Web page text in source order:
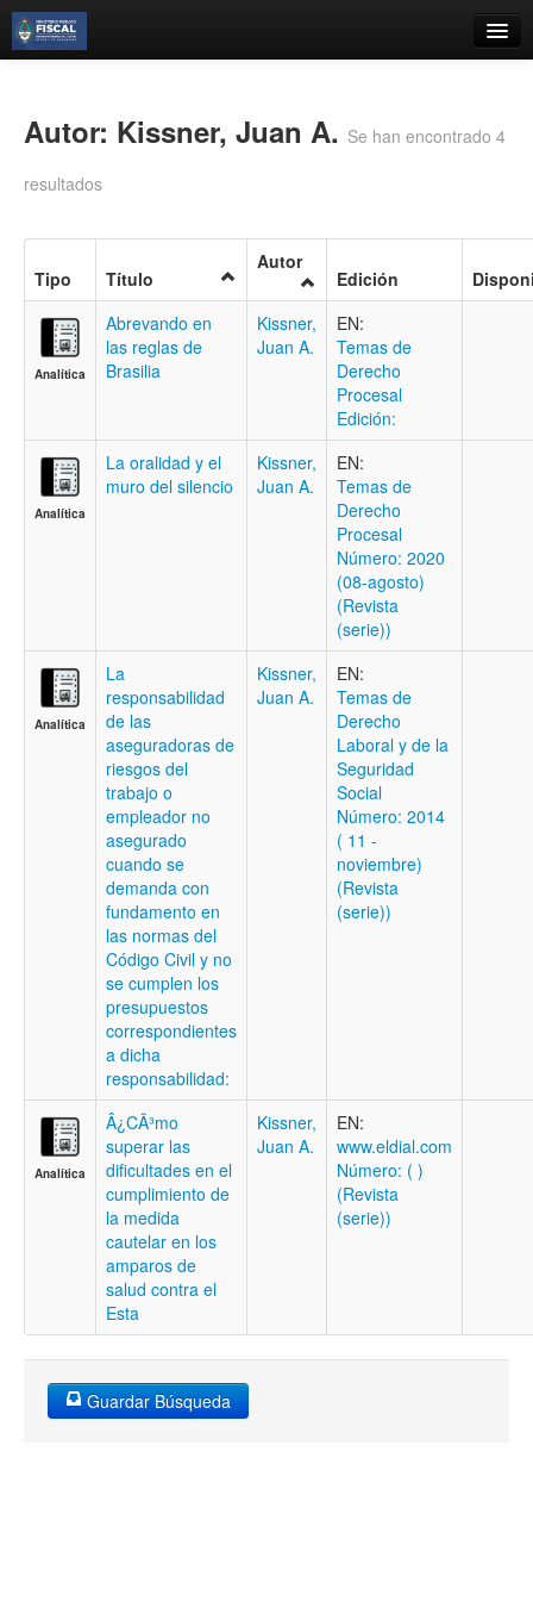
Búsqueda Avanzada
Contacto
Iniciar sesión
Autor: Kissner, Juan A. Se han encontrado 4
resultados
Tipo Título
Autor
Edición
Analítica
Abrevando en
las reglas de
Brasilia
Kissner,
Juan A.
EN:
Temas de
Derecho
Procesal
Edición:
Analítica
La oralidad y el
muro del silencio
Kissner,
Juan A.
EN:
Temas de
Derecho
Procesal
Número: 2020
(08-agosto)
(Revista
(serie))
Analítica
La
responsabilidad
de las
aseguradoras de
riesgos del
trabajo o
empleador no
asegurado
cuando se
demanda con
fundamento en
las normas del
Código Civil y no
se cumplen los
presupuestos
correspondientes
a dicha
responsabilidad:
Kissner,
Juan A.
EN:
Temas de
Derecho
Laboral y de la
Seguridad
Social
Número: 2014
( 11 -
noviembre)
(Revista
(serie))
Analítica
Â¿CÃ³mo
superar las
dificultades en el
cumplimiento de
la medida
cautelar en los
amparos de
salud contra el
Esta
Kissner,
Juan A.
EN:
www.eldial.com
Número: ( )
(Revista
(serie))
Guardar Búsqueda